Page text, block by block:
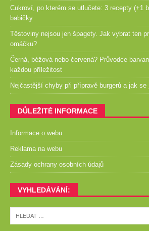
Cukroví, po kterém se utlučete: 3 recepty (+1
babičky
Těstoviny nejsou jen špagety. Jak vybrat ten
omáčku?
Černá, béžová nebo červená? Průvodce
každou příležitost
Nejčastější chyby při přípravě burgerů a jak se
DŮLEŽITÉ INFORMACE
Informace o webu
Reklama na webu
Zásady ochrany osobních údajů
VYHLEDÁVÁNÍ: